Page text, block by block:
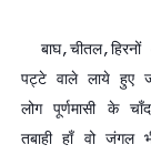
पट्टे वाले लाये हुए
लोग पूर्णमासी के
तबाही हाँ वो जंगल